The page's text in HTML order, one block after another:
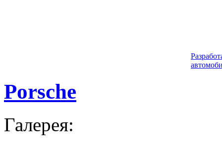
Porsche
Галерея: